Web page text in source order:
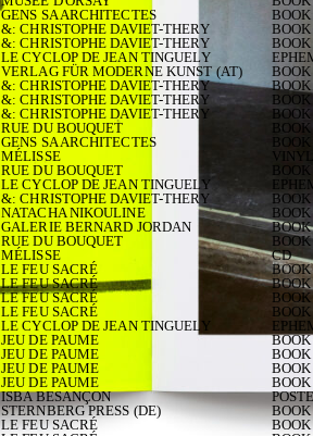
GENS SA ARCHITECTES BOOK
&: CHRISTOPHE DAVIET-THERY BOOK
&: CHRISTOPHE DAVIET-THERY BOOK
LE CYCLOP DE JEAN TINGUELY
VERLAG FÜR MODERNE KUNST (AT) BOOK
&: CHRISTOPHE DAVIET-THERY BOOK
&: CHRISTOPHE DAVIET-THERY BOOK
&: CHRISTOPHE DAVIET-THERY BOOK
RUE DU BOUQUET BOOK
GENS SA ARCHITECTES BOOK
MÉLISSE
RUE DU BOUQUET BOOK
LE CYCLOP DE JEAN TINGUELY
&: CHRISTOPHE DAVIET-THERY BOOK
NATACHA NIKOULINE BOOK
GALERIE BERNARD JORDAN BOOK
RUE DU BOUQUET BOOK
MÉLISSE CD
LE FEU SACRÉ BOOK
LE FEU SACRÉ BOOK
LE FEU SACRÉ BOOK
LE FEU SACRÉ BOOK
LE CYCLOP DE JEAN TINGUELY
JEU DE PAUME BOOK
JEU DE PAUME BOOK
JEU DE PAUME BOOK
JEU DE PAUME BOOK
ISBA BESANÇON
STERNBERG PRESS (DE) BOOK
LE FEU SACRÉ BOOK